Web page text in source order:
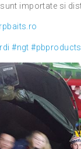
importate si
#ngt #pbproducts